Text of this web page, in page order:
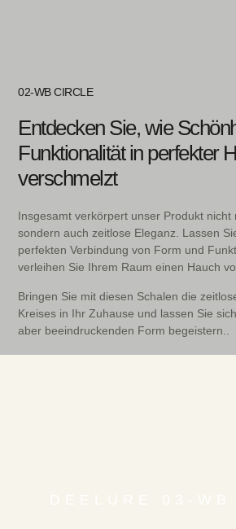
02-WB CIRCLE
Entdecken Sie, wie
Funktionalität in perfekter
verschmelzt
Insgesamt verkörpert unser Produkt nicht
sondern auch zeitlose Eleganz. Lassen
perfekten Verbindung von Form und
verleihen Sie Ihrem Raum einen Hauch
Bringen Sie mit diesen Schalen die
Kreises in Ihr Zuhause und lassen Sie
aber beeindruckenden Form begeistern..